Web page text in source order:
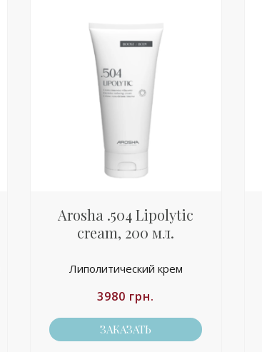
Arosha .504 Lipolytic
cream, 200 мл.
Липолитический крем
3980 грн.
ЗАКАЗАТЬ